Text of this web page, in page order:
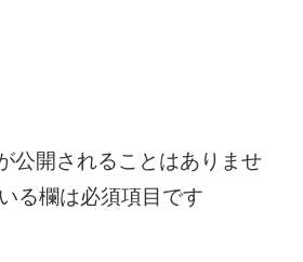
公開されることはありませ
る欄は必須項目です